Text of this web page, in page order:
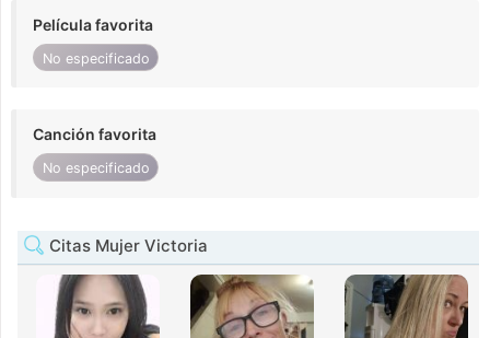
Película favorita
No especificado
Canción favorita
No especificado
Citas Mujer Victoria